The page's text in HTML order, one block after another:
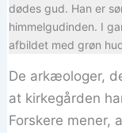
dødes gud. Han er
himmelgudinden. I
afbildet med grøn
De arkæologer,
at kirkegården
Forskere mener,